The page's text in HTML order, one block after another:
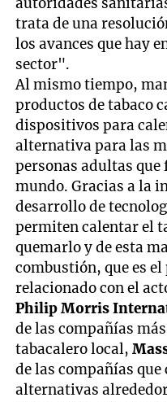
trata de una
los avances que hay
sector".
Al mismo tiempo,
productos de tabaco
dispositivos para
alternativa para las
personas adultas
mundo. Gracias a la
desarrollo de
permiten calentar el
quemarlo y de esta
combustión, que es
relacionado con el
Philip Morris
de las compañías
tabacalero local,
de las compañías
alternativas